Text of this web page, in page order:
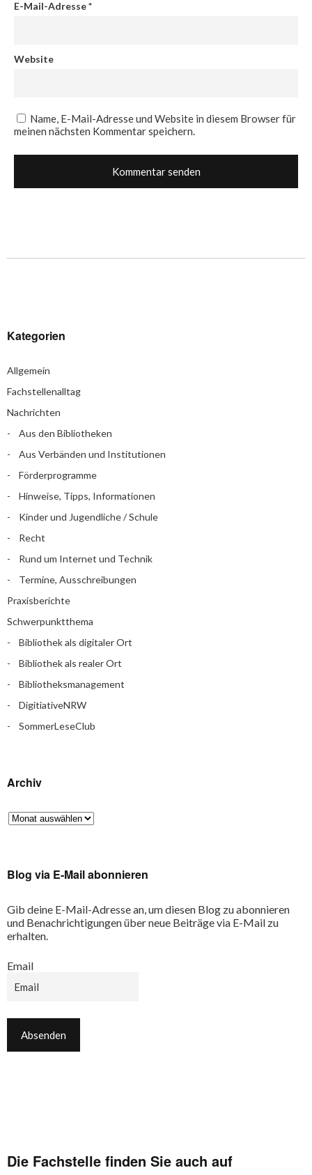
E-Mail-Adresse*
Website
Name, E-Mail-Adresse und Website in diesem Browser für
meinen nächsten Kommentar speichern.
Kategorien
Allgemein
Fachstellenalltag
Nachrichten
Aus den Bibliotheken
Aus Verbänden und Institutionen
Förderprogramme
Hinweise, Tipps, Informationen
Kinder und Jugendliche / Schule
Recht
Rund um Internet und Technik
Termine, Ausschreibungen
Praxisberichte
Schwerpunktthema
Bibliothek als digitaler Ort
Bibliothek als realer Ort
Bibliotheksmanagement
DigitiativeNRW
SommerLeseClub
Archiv
Blog via E-Mail abonnieren
Gib deine E-Mail-Adresse an, um diesen Blog zu abonnieren
und Benachrichtigungen über neue Beiträge via E-Mail zu
erhalten.
Email
Die Fachstelle finden Sie auch auf